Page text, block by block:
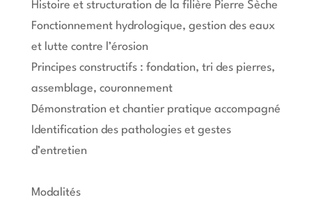
Histoire et structuration de la filière Pierre Sèche
Fonctionnement hydrologique, gestion des eaux
et lutte contre l’érosion
Principes constructifs : fondation, tri des pierres,
assemblage, couronnement
Démonstration et chantier pratique accompagné
Identification des pathologies et gestes
d’entretien
Modalités